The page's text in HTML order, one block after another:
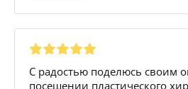
С радостью поделюсь своим
посещении пластического